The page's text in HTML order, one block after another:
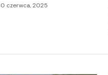
czerwca, 2025